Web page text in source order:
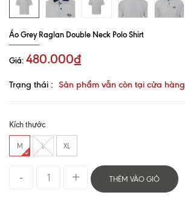
Áo Grey Raglan Double Neck Polo Shirt
Giá: 480.000₫
Trạng thái : Sản phẩm vẫn còn tại cửa hàng
Kích thước
M L XL
THÊM VÀO GIỎ